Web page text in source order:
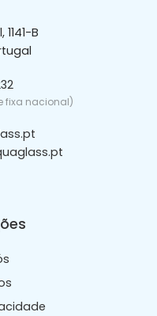
B
fixa nacional)